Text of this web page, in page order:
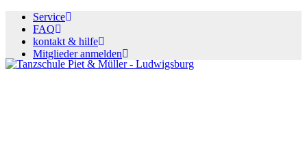
Service
FAQ
kontakt & hilfe
Mitglieder anmelden